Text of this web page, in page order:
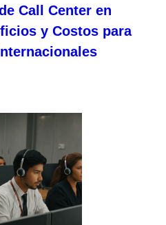
Call Center en
y Costos para